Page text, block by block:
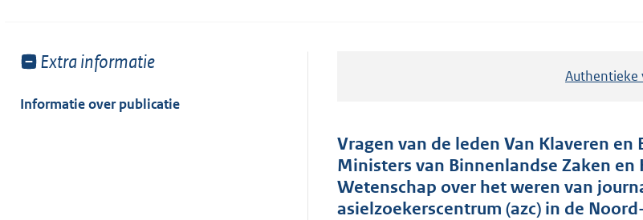
Toon
van:
Extra informatie
Informatie over publicatie
Authentieke
Vragen van de leden Van Klaveren en
Ministers van Binnenlandse Zaken
Wetenschap over het weren van
asielzoekerscentrum (azc) in de